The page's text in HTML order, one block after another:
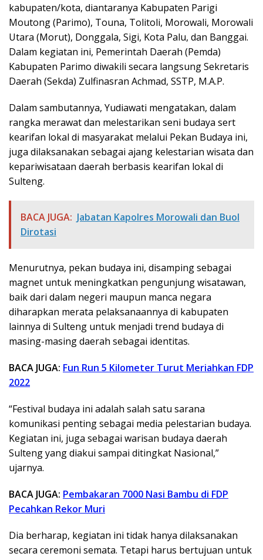
kabupaten/kota, diantaranya Kabupaten Parigi
Moutong (Parimo), Touna, Tolitoli, Morowali, Morowali
Utara (Morut), Donggala, Sigi, Kota Palu, dan Banggai.
Dalam kegiatan ini, Pemerintah Daerah (Pemda)
Kabupaten Parimo diwakili secara langsung Sekretaris
Daerah (Sekda) Zulfinasran Achmad, SSTP, M.A.P.
Dalam sambutannya, Yudiawati mengatakan, dalam
rangka merawat dan melestarikan seni budaya sert
kearifan lokal di masyarakat melalui Pekan Budaya ini,
juga dilaksanakan sebagai ajang kelestarian wisata dan
kepariwisataan daerah berbasis kearifan lokal di
Sulteng.
BACA JUGA: Jabatan Kapolres Morowali dan Buol
Dirotasi
Menurutnya, pekan budaya ini, disamping sebagai
magnet untuk meningkatkan pengunjung wisatawan,
baik dari dalam negeri maupun manca negara
diharapkan merata pelaksanaannya di kabupaten
lainnya di Sulteng untuk menjadi trend budaya di
masing-masing daerah sebagai identitas.
BACA JUGA: Fun Run 5 Kilometer Turut Meriahkan FDP
2022
“Festival budaya ini adalah salah satu sarana
komunikasi penting sebagai media pelestarian budaya.
Kegiatan ini, juga sebagai warisan budaya daerah
Sulteng yang diakui sampai ditingkat Nasional,”
ujarnya.
BACA JUGA: Pembakaran 7000 Nasi Bambu di FDP
Pecahkan Rekor Muri
Dia berharap, kegiatan ini tidak hanya dilaksanakan
secara ceremoni semata. Tetapi harus bertujuan untuk